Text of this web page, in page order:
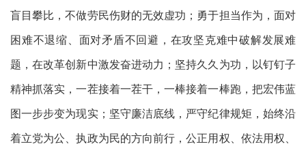
盲目攀比，不做劳民伤财的无效虚功；勇于担当作为，面对
困难不退缩、面对矛盾不回避，在攻坚克难中破解发展难
题，在改革创新中激发奋进动力；坚持久久为功，以钉钉子
精神抓落实，一茬接着一茬干，一棒接着一棒跑，把宏伟蓝
图一步步变为现实；坚守廉洁底线，严守纪律规矩，始终沿
着立党为公、执政为民的方向前行，公正用权、依法用权、